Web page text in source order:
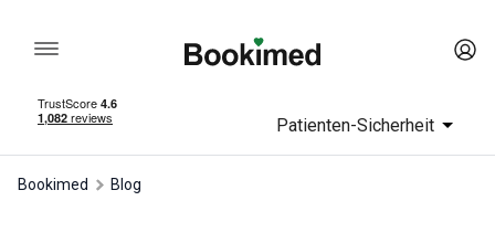
Patienten-Sicherheit
Bookimed Blog